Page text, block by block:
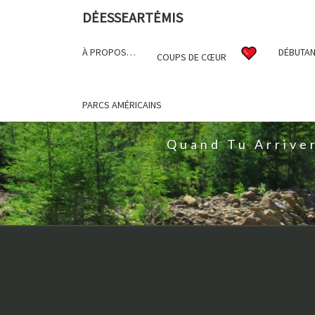
DĖESSEARTĖMIS
À PROPOS… COUPS DE CŒUR
PARCS AMÉRICAINS
Quand Tu